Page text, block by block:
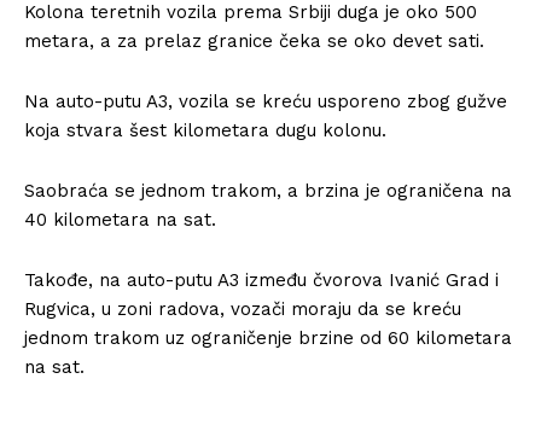
Kolona teretnih vozila prema Srbiji duga je oko 500
metara, a za prelaz granice čeka se oko devet sati.
Na auto-putu A3, vozila se kreću usporeno zbog gužve
koja stvara šest kilometara dugu kolonu.
Saobraća se jednom trakom, a brzina je ograničena na
40 kilometara na sat.
Takođe, na auto-putu A3 između čvorova Ivanić Grad i
Rugvica, u zoni radova, vozači moraju da se kreću
jednom trakom uz ograničenje brzine od 60 kilometara
na sat.